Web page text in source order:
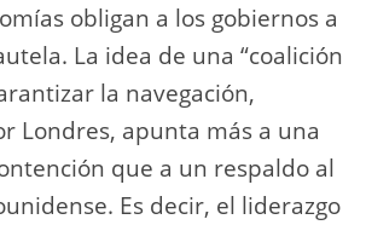
obligan a los gobiernos a
La idea de una “coalición
la navegación,
Londres, apunta más a una
que a un respaldo al
Es decir, el liderazgo